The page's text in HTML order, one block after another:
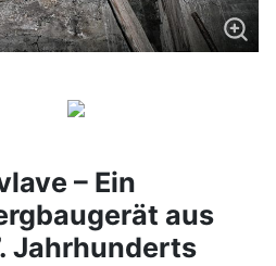
– Ein
aus
Jahrhunderts